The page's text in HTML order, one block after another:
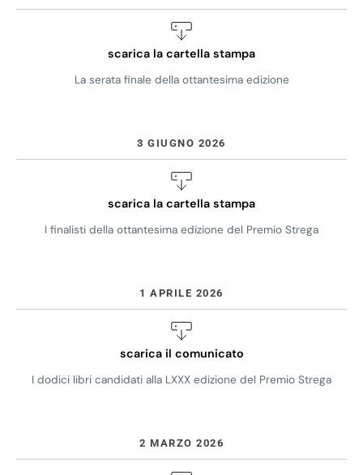
scarica la cartella stampa
La serata finale della ottantesima edizione
3 GIUGNO 2026
scarica la cartella stampa
I finalisti della ottantesima edizione del Premio Strega
1 APRILE 2026
scarica il comunicato
I dodici libri candidati alla LXXX edizione del Premio Strega
2 MARZO 2026